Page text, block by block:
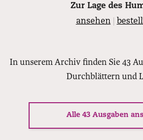
Zur Lage des
ansehen
In unserem Archiv finden Sie 43
Durchblättern und
Alle 43 Ausgaben